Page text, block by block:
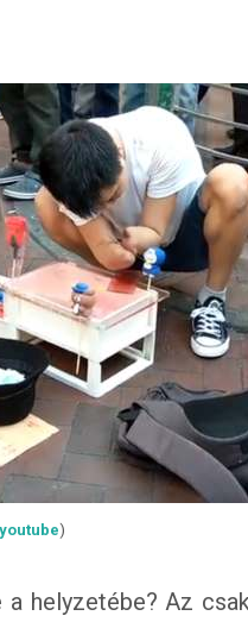
youtube)
helyzetébe? Az